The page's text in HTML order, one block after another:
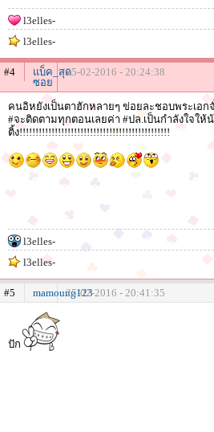
l3elles-
l3elles-
#4
แบ็ค_สุด
ซอย
25-02-2016 - 20:24:38
คนอิหยังเป็นตาฮักหลายๆ ข่อยละชอบพระเอกจั๋
#จะติดตามทุกตอนเลยค่า #ปล.เป็นกำลังใจให้
ติ้ง!!!!!!!!!!!!!!!!!!!!!!!!!!!!!!!!!!!!!!!!!!!!!!!
l3elles-
l3elles-
#5 mamoung12325-02-2016 - 20:41:35
ปัก